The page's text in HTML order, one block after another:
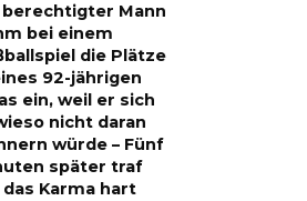
berechtigter Mann
bei einem
die Plätze
92-jährigen
ein, weil er sich
nicht daran
würde – Fünf
später traf
das Karma hart